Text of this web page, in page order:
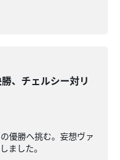
、チェルシー対リ
優勝へ挑む。妄想ヴァ
ました。